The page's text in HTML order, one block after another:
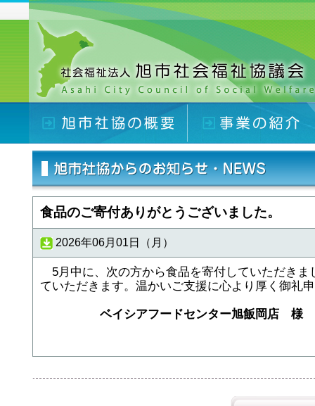
食品のご寄付ありがとうございました。
2026年06月01日（月）
5月中に、次の方から食品を寄付していただき
ていただきます。温かいご支援に心より厚く御礼
ベイシアフードセンター旭飯岡店 様